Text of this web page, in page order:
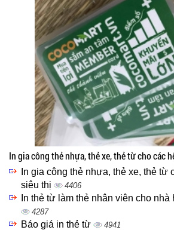
In gia công thẻ nhựa, thẻ xe, thẻ từ cho các
In gia công thẻ nhựa, thẻ xe, thẻ từ
siêu thị
4406
In thẻ từ làm thẻ nhân viên cho nhà
4287
Báo giá in thẻ từ 4941